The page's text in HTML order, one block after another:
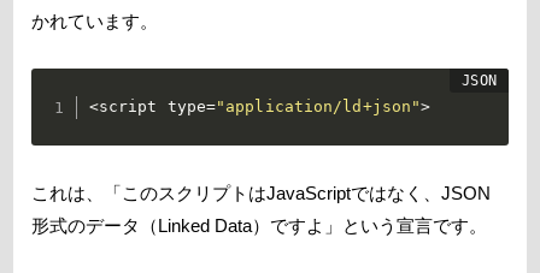
かれています。
<script type="application/ld+json">
これは、「このスクリプトはJavaScriptではなく、JSON
形式のデータ（Linked Data）ですよ」という宣言です。